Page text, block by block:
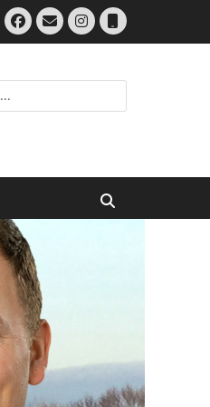
Facebook
E-
Mail
Instagram
Telefon